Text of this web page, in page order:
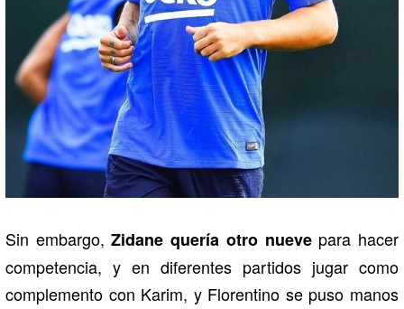
Sin embargo,Zidane quería otro nuevepara hacer
competencia, y en diferentes partidos jugar como
complemento con Karim, y Florentino se puso manos